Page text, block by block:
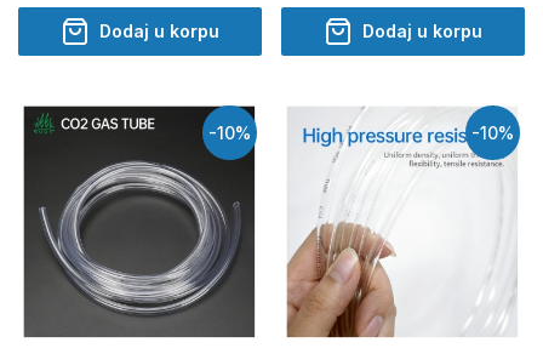
Dodaj u korpu Dodaj u korpu
-10% -10%